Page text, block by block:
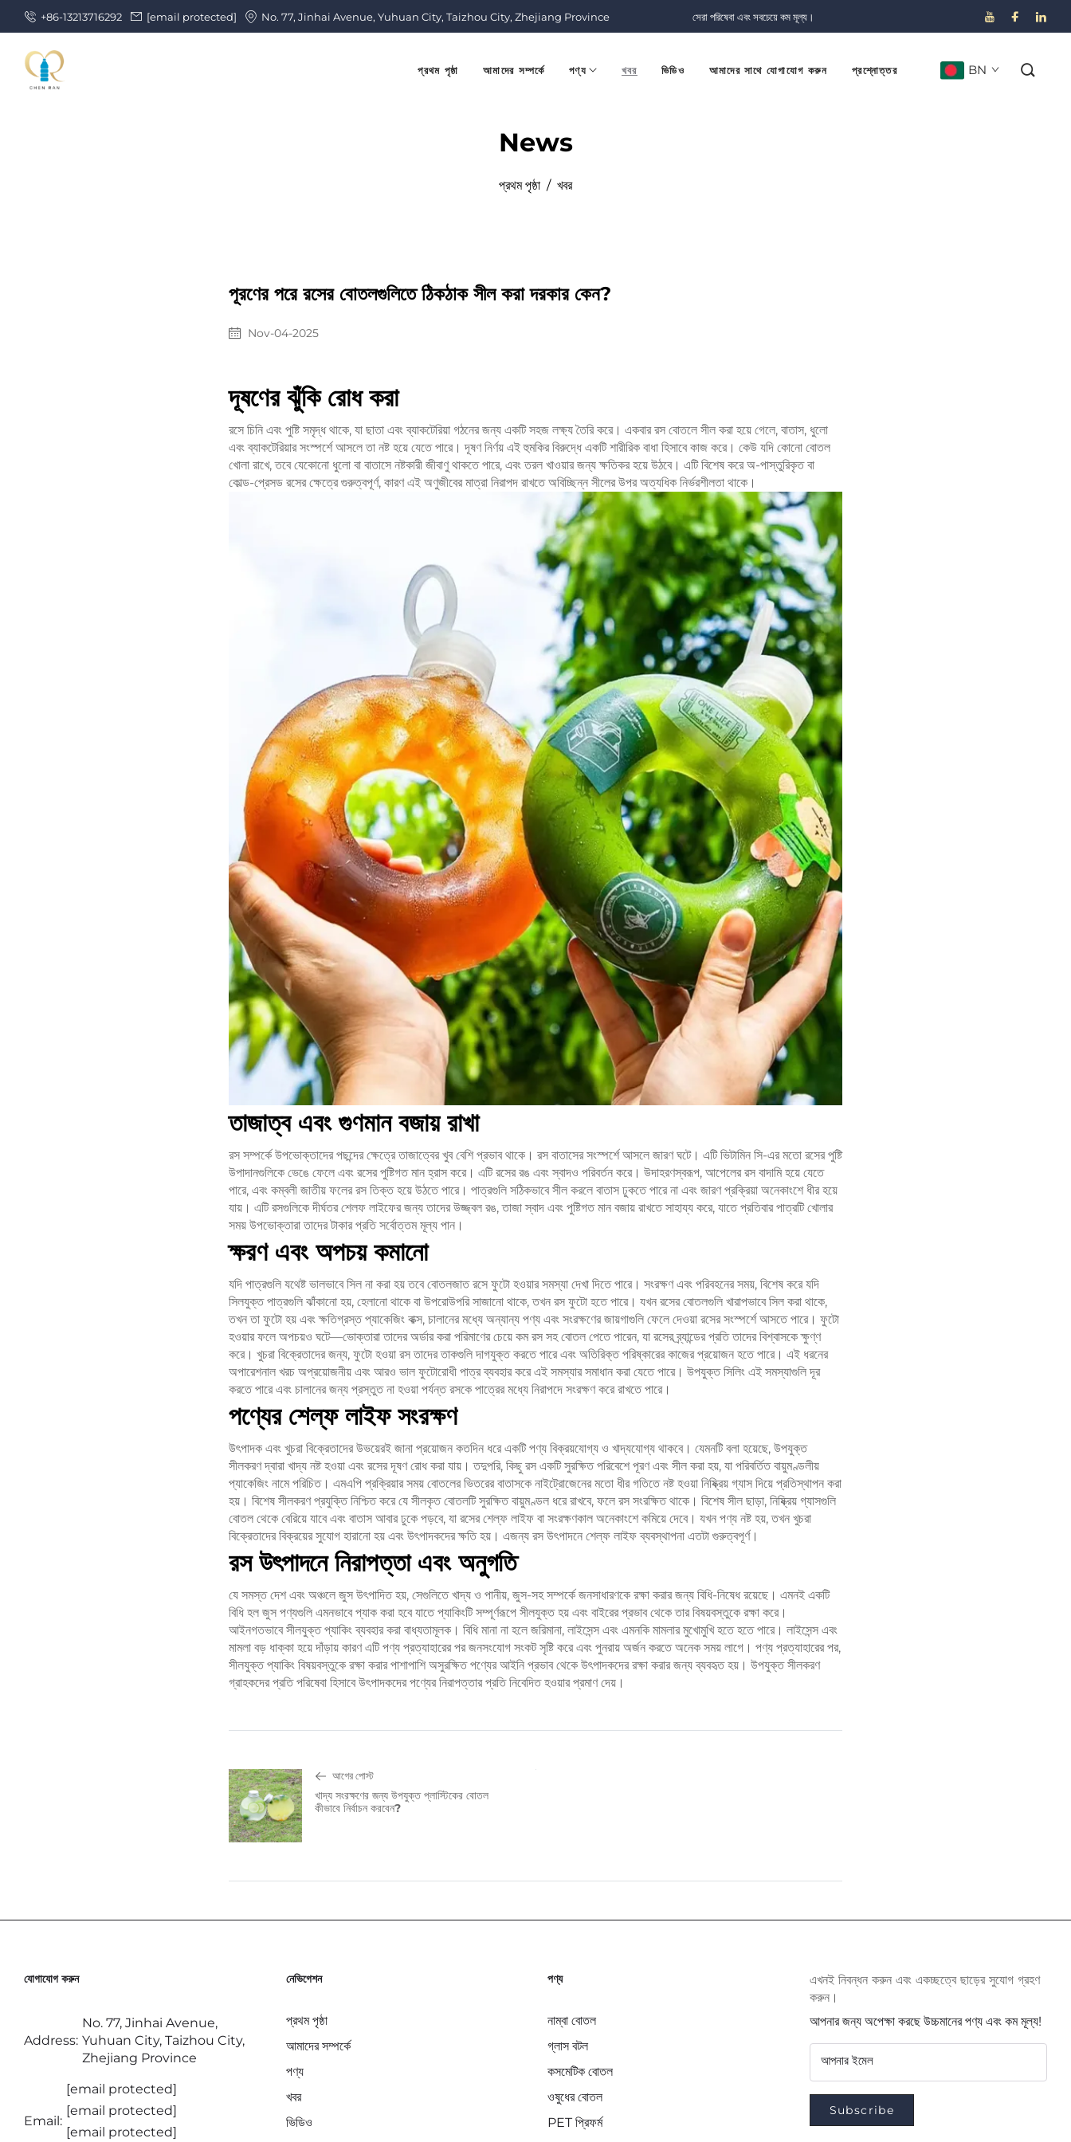
+86-13213716292 [email protected] No. 77, Jinhai Avenue, Yuhuan City, Taizhou City, Zhejiang Province সেরা পরিষেবা এবং সবচেয়ে কম মূল্য।
প্রথম পৃষ্ঠা আমাদের সম্পর্কে পণ্য খবর ভিডিও আমাদের সাথে যোগাযোগ করুন প্রশ্নোত্তর BN
প্রথম পৃষ্ঠা / খবর
News
পূরণের পরে রসের বোতলগুলিতে ঠিকঠাক সীল করা দরকার কেন?
Nov-04-2025
দূষণের ঝুঁকি রোধ করা
রসে চিনি এবং পুষ্টি সমৃদ্ধ থাকে, যা ছাতা এবং ব্যাকটেরিয়া গঠনের জন্য একটি সহজ লক্ষ্য তৈরি করে। একবার রস বোতলে সীল করা হয়ে গেলে, বাতাস, ধুলো
এবং ব্যাকটেরিয়ার সংস্পর্শে আসলে তা নষ্ট হয়ে যেতে পারে। দূষণ নির্ণয় এই হুমকির বিরুদ্ধে একটি শারীরিক বাধা হিসাবে কাজ করে। কেউ যদি কোনো বোতল
খোলা রাখে, তবে যেকোনো ধুলো বা বাতাসে নষ্টকারী জীবাণু থাকতে পারে, এবং তরল খাওয়ার জন্য ক্ষতিকর হয়ে উঠবে। এটি বিশেষ করে অ-পাস্তুরিকৃত বা
কোল্ড-প্রেসড রসের ক্ষেত্রে গুরুত্বপূর্ণ, কারণ এই অণুজীবের মাত্রা নিরাপদ রাখতে অবিচ্ছিন্ন সীলের উপর অত্যধিক নির্ভরশীলতা থাকে।
তাজাত্ব এবং গুণমান বজায় রাখা
রস সম্পর্কে উপভোক্তাদের পছন্দের ক্ষেত্রে তাজাত্বের খুব বেশি প্রভাব থাকে। রস বাতাসের সংস্পর্শে আসলে জারণ ঘটে। এটি ভিটামিন সি-এর মতো রসের পুষ্টি
উপাদানগুলিকে ভেঙে ফেলে এবং রসের পুষ্টিগত মান হ্রাস করে। এটি রসের রঙ এবং স্বাদও পরিবর্তন করে। উদাহরণস্বরূপ, আপেলের রস বাদামি হয়ে যেতে
পারে, এবং কম্বলী জাতীয় ফলের রস তিক্ত হয়ে উঠতে পারে। পাত্রগুলি সঠিকভাবে সীল করলে বাতাস ঢুকতে পারে না এবং জারণ প্রক্রিয়া অনেকাংশে ধীর হয়ে
যায়। এটি রসগুলিকে দীর্ঘতর শেলফ লাইফের জন্য তাদের উজ্জ্বল রঙ, তাজা স্বাদ এবং পুষ্টিগত মান বজায় রাখতে সাহায্য করে, যাতে প্রতিবার পাত্রটি খোলার
সময় উপভোক্তারা তাদের টাকার প্রতি সর্বোত্তম মূল্য পান।
ক্ষরণ এবং অপচয় কমানো
যদি পাত্রগুলি যথেষ্ট ভালভাবে সিল না করা হয় তবে বোতলজাত রসে ফুটো হওয়ার সমস্যা দেখা দিতে পারে। সংরক্ষণ এবং পরিবহনের সময়, বিশেষ করে যদি
সিলযুক্ত পাত্রগুলি ঝাঁকানো হয়, হেলানো থাকে বা উপরোউপরি সাজানো থাকে, তখন রস ফুটো হতে পারে। যখন রসের বোতলগুলি খারাপভাবে সিল করা থাকে,
তখন তা ফুটো হয় এবং ক্ষতিগ্রস্ত প্যাকেজিং বাক্স, চালানের মধ্যে অন্যান্য পণ্য এবং সংরক্ষণের জায়গাগুলি ফেলে দেওয়া রসের সংস্পর্শে আসতে পারে। ফুটো
হওয়ার ফলে অপচয়ও ঘটে—ভোক্তারা তাদের অর্ডার করা পরিমাণের চেয়ে কম রস সহ বোতল পেতে পারেন, যা রসের ব্র্যান্ডের প্রতি তাদের বিশ্বাসকে ক্ষুণ্ণ
করে। খুচরা বিক্রেতাদের জন্য, ফুটো হওয়া রস তাদের তাকগুলি দাগযুক্ত করতে পারে এবং অতিরিক্ত পরিষ্কারের কাজের প্রয়োজন হতে পারে। এই ধরনের
অপারেশনাল খরচ অপ্রয়োজনীয় এবং আরও ভাল ফুটোরোধী পাত্র ব্যবহার করে এই সমস্যার সমাধান করা যেতে পারে। উপযুক্ত সিলিং এই সমস্যাগুলি দূর
করতে পারে এবং চালানের জন্য প্রস্তুত না হওয়া পর্যন্ত রসকে পাত্রের মধ্যে নিরাপদে সংরক্ষণ করে রাখতে পারে।
পণ্যের শেল্ফ লাইফ সংরক্ষণ
উৎপাদক এবং খুচরা বিক্রেতাদের উভয়েরই জানা প্রয়োজন কতদিন ধরে একটি পণ্য বিক্রয়যোগ্য ও খাদ্যযোগ্য থাকবে। যেমনটি বলা হয়েছে, উপযুক্ত
সীলকরণ দ্বারা খাদ্য নষ্ট হওয়া এবং রসের দূষণ রোধ করা যায়। তদুপরি, কিছু রস একটি সুরক্ষিত পরিবেশে পূরণ এবং সীল করা হয়, যা পরিবর্তিত বায়ুমণ্ডলীয়
প্যাকেজিং নামে পরিচিত। এমএপি প্রক্রিয়ার সময় বোতলের ভিতরের বাতাসকে নাইট্রোজেনের মতো ধীর গতিতে নষ্ট হওয়া নিষ্ক্রিয় গ্যাস দিয়ে প্রতিস্থাপন করা
হয়। বিশেষ সীলকরণ প্রযুক্তি নিশ্চিত করে যে সীলকৃত বোতলটি সুরক্ষিত বায়ুমণ্ডল ধরে রাখবে, ফলে রস সংরক্ষিত থাকে। বিশেষ সীল ছাড়া, নিষ্ক্রিয় গ্যাসগুলি
বোতল থেকে বেরিয়ে যাবে এবং বাতাস আবার ঢুকে পড়বে, যা রসের শেল্ফ লাইফ বা সংরক্ষণকাল অনেকাংশে কমিয়ে দেবে। যখন পণ্য নষ্ট হয়, তখন খুচরা
বিক্রেতাদের বিক্রয়ের সুযোগ হারানো হয় এবং উৎপাদকদের ক্ষতি হয়। এজন্য রস উৎপাদনে শেল্ফ লাইফ ব্যবস্থাপনা এতটা গুরুত্বপূর্ণ।
রস উৎপাদনে নিরাপত্তা এবং অনুগতি
যে সমস্ত দেশ এবং অঞ্চলে জুস উৎপাদিত হয়, সেগুলিতে খাদ্য ও পানীয়, জুস-সহ সম্পর্কে জনসাধারণকে রক্ষা করার জন্য বিধি-নিষেধ রয়েছে। এমনই একটি
বিধি হল জুস পণ্যগুলি এমনভাবে প্যাক করা হবে যাতে প্যাকিংটি সম্পূর্ণরূপে সীলযুক্ত হয় এবং বাইরের প্রভাব থেকে তার বিষয়বস্তুকে রক্ষা করে।
আইনগতভাবে সীলযুক্ত প্যাকিং ব্যবহার করা বাধ্যতামূলক। বিধি মানা না হলে জরিমানা, লাইসেন্স এবং এমনকি মামলার মুখোমুখি হতে হতে পারে। লাইসেন্স এবং
মামলা বড় ধাক্কা হয়ে দাঁড়ায় কারণ এটি পণ্য প্রত্যাহারের পর জনসংযোগ সংকট সৃষ্টি করে এবং পুনরায় অর্জন করতে অনেক সময় লাগে। পণ্য প্রত্যাহারের পর,
সীলযুক্ত প্যাকিং বিষয়বস্তুকে রক্ষা করার পাশাপাশি অসুরক্ষিত পণ্যের আইনি প্রভাব থেকে উৎপাদকদের রক্ষা করার জন্য ব্যবহৃত হয়। উপযুক্ত সীলকরণ
গ্রাহকদের প্রতি পরিষেবা হিসাবে উৎপাদকদের পণ্যের নিরাপত্তার প্রতি নিবেদিত হওয়ার প্রমাণ দেয়।
আগের পোস্ট
খাদ্য সংরক্ষণের জন্য উপযুক্ত প্লাস্টিকের বোতল
কীভাবে নির্বাচন করবেন?
যোগাযোগ করুন
Address:
No. 77, Jinhai Avenue,
Yuhuan City, Taizhou City,
Zhejiang Province
Email:
[email protected]
[email protected]
[email protected]
নেভিগেশন
প্রথম পৃষ্ঠা
আমাদের সম্পর্কে
পণ্য
খবর
ভিডিও
পণ্য
নাম্বা বোতল
গ্লাস বটল
কসমেটিক বোতল
ওষুধের বোতল
PET প্রিফর্ম
এখনই নিবন্ধন করুন এবং একচ্ছত্বে ছাড়ের সুযোগ গ্রহণ
করুন।
আপনার জন্য অপেক্ষা করছে উচ্চমানের পণ্য এবং কম মূল্য!
আপনার ইমেল
Subscribe